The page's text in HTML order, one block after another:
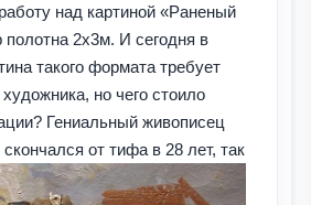
над картиной «Раненый
полотна 2х3м. И сегодня в
такого формата требует
но чего стоило
Гениальный живописец
от тифа в 28 лет, так